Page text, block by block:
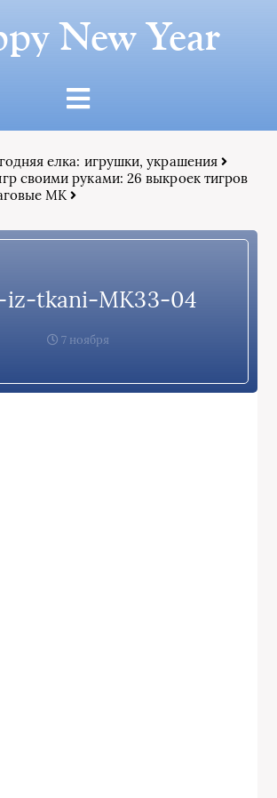
New Year
елка: игрушки, украшения
своими руками: 26 выкроек тигров
МК
tkani-MK33-04
7 ноября